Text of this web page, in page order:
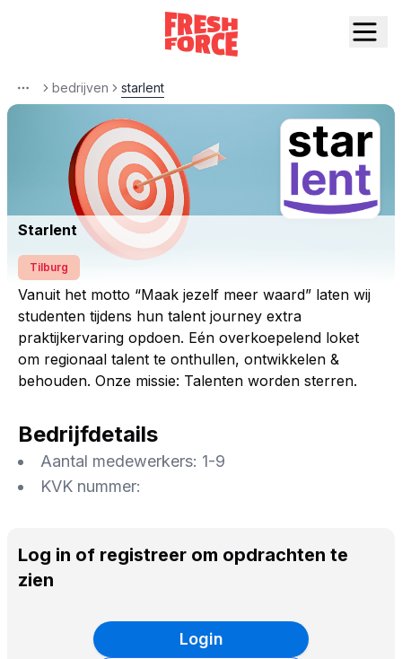
Morebedrijven starlent
Starlent
Tilburg
Vanuit het motto “Maak jezelf meer waard” laten wij
studenten tijdens hun talent journey extra
praktijkervaring opdoen. Eén overkoepelend loket
om regionaal talent te onthullen, ontwikkelen &
behouden. Onze missie: Talenten worden sterren.
Bedrijfdetails
Aantal medewerkers: 1-9
KVK nummer:
Log in of registreer om opdrachten te
zien
Login